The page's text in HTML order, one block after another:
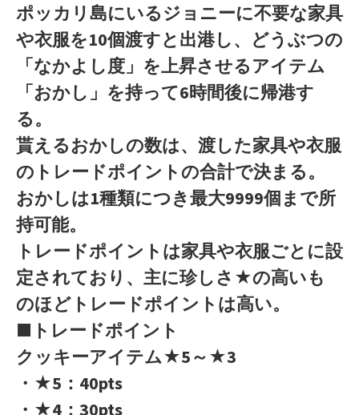
ポッカリ島にいるジョニーに不要な家具
や衣服を10個渡すと出港し、どうぶつの
「なかよし度」を上昇させるアイテム
「おかし」を持って6時間後に帰港す
る。
貰えるおかしの数は、渡した家具や衣服
のトレードポイントの合計で決まる。
おかしは1種類につき最大9999個まで所
持可能。
トレードポイントは家具や衣服ごとに設
定されており、主に珍しさ★の高いも
のほどトレードポイントは高い。
■トレードポイント
クッキーアイテム★5～★3
・★5：40pts
・★4：30pts